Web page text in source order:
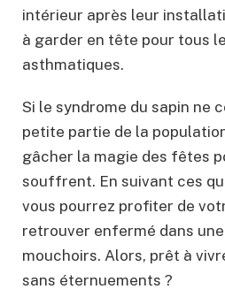
intérieur après leur
à garder en tête pour tous
asthmatiques.
Si le syndrome du sapin ne
petite partie de la
gâcher la magie des fêtes
souffrent. En suivant ces
vous pourrez profiter de
retrouver enfermé dans
mouchoirs. Alors, prêt à
sans éternuements ?